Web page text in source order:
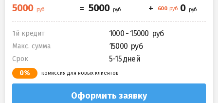
1й кредит 1000 - 15000
Макс. сумма 15000
Срок 5-15 дней
0% комиссия для новых клиентов
Оформить заявку